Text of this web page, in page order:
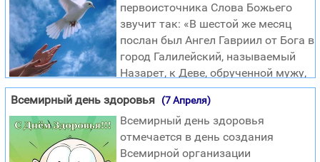
первоисточника Слова Божьего
звучит так: «В шестой же месяц
послан был Ангел Гавриил от Бога в
город Галилейский, называемый
Назарет, к Деве, обрученной мужу,
именем Иосифу, из дома Давидова; имя же Деве: Мария.
Ангел, войдя к Ней, сказал: радуйся, Благодатная!
Господь с Тобою; благословенна Ты между женами. Она
же, увидев его, смутилась от слов его и размышляла, что
бы это было за приветствие. И сказал Ей Ангел: не бойся,
Всемирный день здоровья (7 Апреля)
Всемирный день здоровья
отмечается в день создания
Всемирной организации